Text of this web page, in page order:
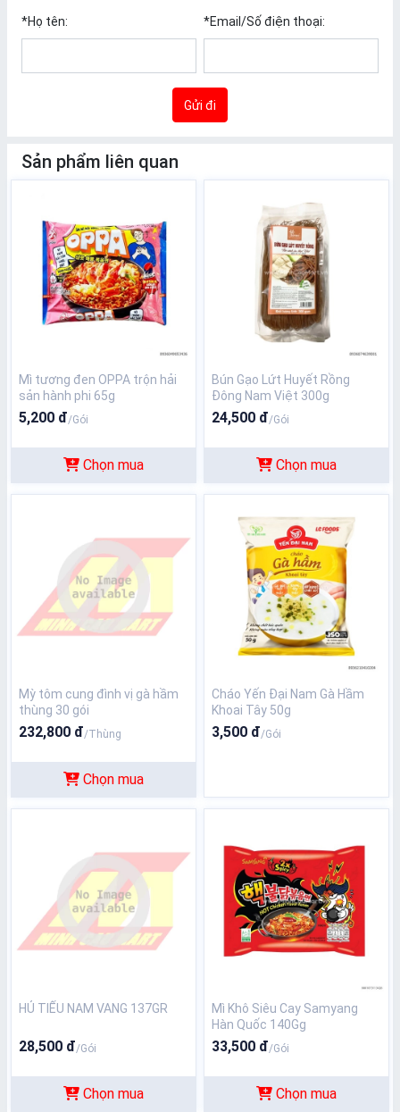
*Họ tên: *Email/Số điện thoại:
Gửi đi
Sản phẩm liên quan
Mì tương đen OPPA trộn hải
sản hành phi 65g
5,200 đ/Gói
Chọn mua
Bún Gạo Lứt Huyết Rồng
Đông Nam Việt 300g
24,500 đ/Gói
Chọn mua
Mỳ tôm cung đình vị gà hầm
thùng 30 gói
232,800 đ/Thùng
Chọn mua
Cháo Yến Đại Nam Gà Hầm
Khoai Tây 50g
3,500 đ/Gói
HỦ TIẾU NAM VANG 137GR
28,500 đ/Gói
Chọn mua
Mì Khô Siêu Cay Samyang
Hàn Quốc 140Gg
33,500 đ/Gói
Chọn mua